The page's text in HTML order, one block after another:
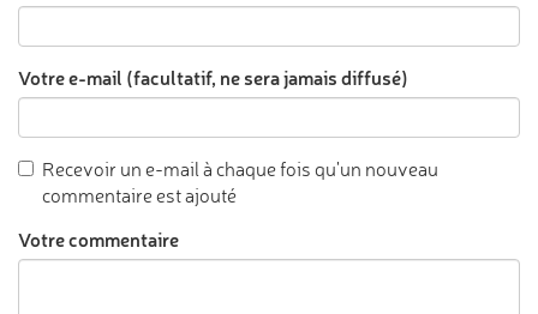
Votre e-mail (facultatif, ne sera jamais diffusé)
Recevoir un e-mail à chaque fois qu'un nouveau
commentaire est ajouté
Votre commentaire